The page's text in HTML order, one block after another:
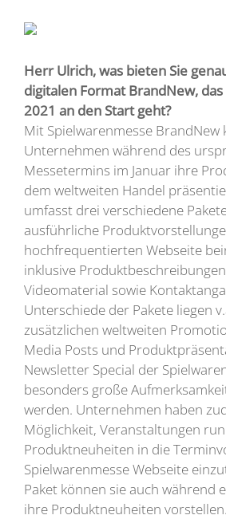
Herr Ulrich, was bieten Sie
digitalen Format BrandNew, das
2021 an den Start geht?
Mit Spielwarenmesse BrandNew
Unternehmen während des
Messetermins im Januar ihre
dem weltweiten Handel
umfasst drei verschiedene
ausführliche
hochfrequentierten Webseite
inklusive
Videomaterial sowie
Unterschiede der Pakete liegen
zusätzlichen weltweiten
Media Posts und
Newsletter Special der
besonders große
werden. Unternehmen haben
Möglichkeit, Veranstaltungen
Produktneuheiten in die
Spielwarenmesse Webseite
Paket können sie auch während
ihre Produktneuheiten vorstellen.